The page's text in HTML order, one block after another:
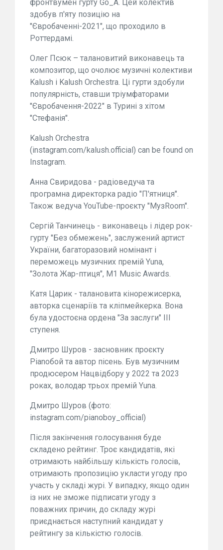
фронтвумен гурту Go_A. Цей колектив
здобув п'яту позицію на
"Євробаченні-2021", що проходило в
Роттердамі.
Олег Псюк – талановитий виконавець та
композитор, що очолює музичні колективи
Kalush і Kalush Orchestra. Ці гурти здобули
популярність, ставши тріумфаторами
"Євробачення-2022" в Турині з хітом
"Стефанія".
Kalush Orchestra
(instagram.com/kalush.official) can be found on
Instagram.
Анна Свиридова - радіоведуча та
програмна директорка радіо "П'ятниця".
Також ведуча YouTube-проєкту "МузRoom".
Сергій Танчинець - виконавець і лідер рок-
гурту "Без обмежень", заслужений артист
України, багаторазовий номінант і
переможець музичних премій Yuna,
"Золота Жар-птиця", M1 Music Awards.
Катя Царик - талановита кінорежисерка,
авторка сценаріїв та кліпмейкерка. Вона
була удостоєна ордена "За заслуги" III
ступеня.
Дмитро Шуров - засновник проєкту
Pianoбой та автор пісень. Був музичним
продюсером Нацвідбору у 2022 та 2023
роках, володар трьох премій Yuna.
Дмитро Шуров (фото:
instagram.com/pianoboy_official)
Після закінчення голосування буде
складено рейтинг. Троє кандидатів, які
отримають найбільшу кількість голосів,
отримають пропозицію укласти угоду про
участь у складі журі. У випадку, якщо один
із них не зможе підписати угоду з
поважних причин, до складу журі
приєднається наступний кандидат у
рейтингу за кількістю голосів.